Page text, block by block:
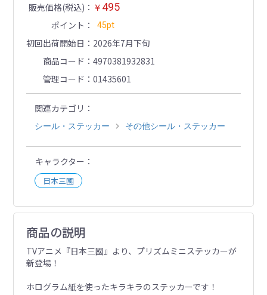
販売価格(税込) ￥ 495
ポイント 45pt
初回出荷開始日
2026年7月下旬
商品コード
4970381932831
管理コード
01435601
関連カテゴリ
シール・ステッカー その他シール・ステッカー
キャラクター
日本三國
商品の説明
TVアニメ『日本三國』より、プリズムミニステッカーが
新登場！
ホログラム紙を使ったキラキラのステッカーです！